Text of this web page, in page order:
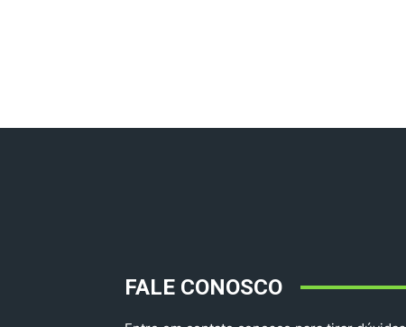
FALE CONOSCO